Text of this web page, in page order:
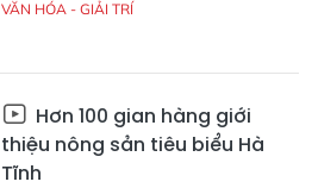
VĂN HÓA - GIẢI TRÍ
Hơn 100 gian hàng giới
thiệu nông sản tiêu biểu Hà
Tĩnh